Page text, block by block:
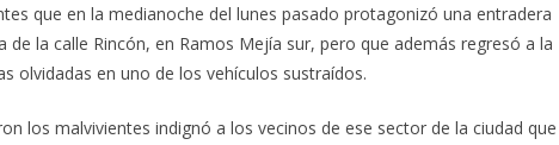
que en la medianoche del lunes pasado protagonizó una entradera
de la calle Rincón, en Ramos Mejía sur, pero que además regresó a la
olvidadas en uno de los vehículos sustraídos.
los malvivientes indignó a los vecinos de ese sector de la ciudad que